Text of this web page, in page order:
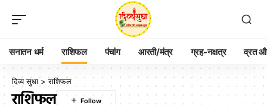
सनातन धर्म राशिफल पंचांग आरती/मंत्र ग्रह-नक्षत्र व्रत
दिव्य सुधा >राशिफल
राशिफल